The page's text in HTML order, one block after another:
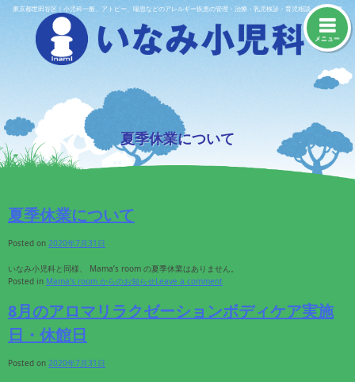
Skip東京都世田谷区｜小児科一般、アトピー、喘息などのアレルギー疾患の管理・治療・乳児検診・育児相談・予防接種
メニュー
夏季休業について
夏季休業について
Posted on 2020年7月31日
いなみ小児科と同様、 Mama’s room の夏季休業はありません。
Posted in Mama's room からのお知らせLeave a comment
8月のアロマリラクゼーションボディケア実施
日・休館日
Posted on 2020年7月31日